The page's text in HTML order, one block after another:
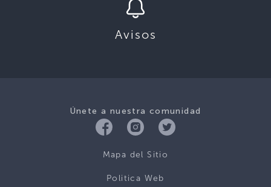
Avisos
Únete a nuestra comunidad
Mapa del Sitio
Politica Web